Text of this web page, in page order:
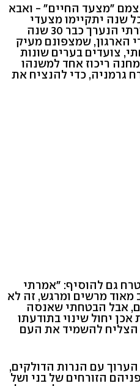
"מצעד החיים" - ואבא
שנה יתקיימו מצעדי
זיכרון בדומה למצעד המסורתי הנערך כבר 30 שנה
הארגון, שמצפונם מעיק
צועדים בערים שונות
ריכוז אחד למשנהו
גרמניה, כדי להנציח את
גם להוסיף: "אמרתי
מרשים ומרגש, זה לא
אבל הבטחתי שאנסה
יחול שינוי בתודעתו
הצליח להשמיד את העם
עם הנרות הדולקים,
הזורחים של בני ושל